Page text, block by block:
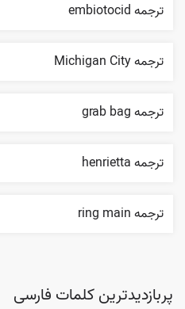
ترجمه embiotocid
ترجمه Michigan City
ترجمه grab bag
ترجمه henrietta
ترجمه ring main
پربازدیدترین کلمات فارسی